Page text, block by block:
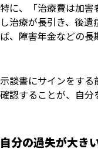
特に、「治療費は加
し治療が長引き、後
ば、障害年金などの
示談書にサインをす
確認することが、自分
自分の過失が大き